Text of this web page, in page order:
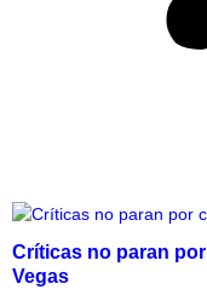
Críticas no paran por
Vegas